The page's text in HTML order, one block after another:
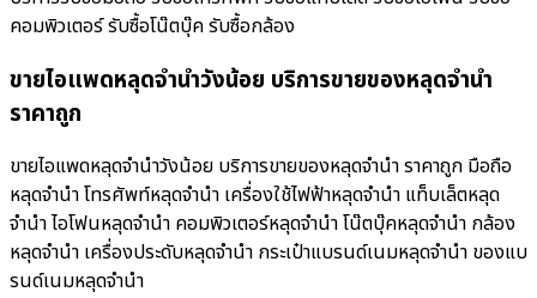
คอมพิวเตอร์ รับซื้อโน๊ตบุ๊ค รับซื้อกล้อง
ขายไอแพดหลุดจำนำวังน้อย บริการขายของหลุดจำนำ
ราคาถูก
ขายไอแพดหลุดจำนำวังน้อย บริการขายของหลุดจำนำ ราคาถูก มือถือ
หลุดจำนำ โทรศัพท์หลุดจำนำ เครื่องใช้ไฟฟ้าหลุดจำนำ แท็บเล็ตหลุด
จำนำ ไอโฟนหลุดจำนำ คอมพิวเตอร์หลุดจำนำ โน๊ตบุ๊คหลุดจำนำ กล้อง
หลุดจำนำ เครื่องประดับหลุดจำนำ กระเป๋าแบรนด์เนมหลุดจำนำ ของแบ
รนด์เนมหลุดจำนำ